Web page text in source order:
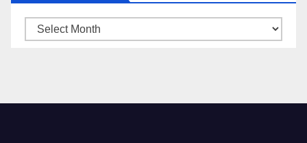
ARSIP